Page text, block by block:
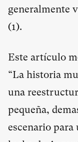
generalmente
(1).
Este artículo
“La historia
una
pequeña,
escenario para